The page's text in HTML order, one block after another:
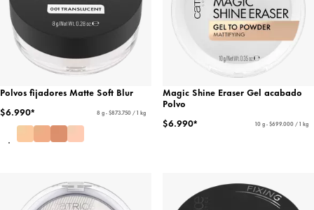
Polvos fijadores Matte Soft Blur
$6.990*
8 g - $873.750 / 1 kg
Magic Shine Eraser Gel acabado
Polvo
$6.990*
10 g - $699.000 / 1 kg